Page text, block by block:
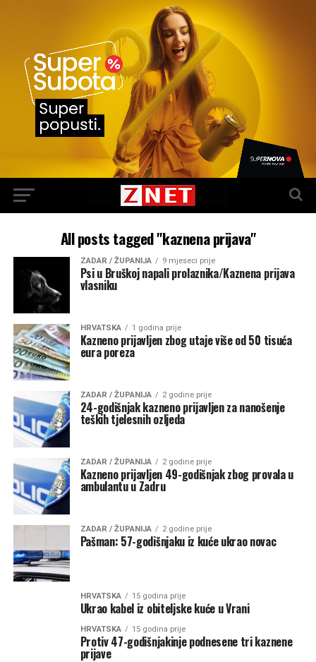
All posts tagged "kaznena prijava"
ZADAR / ŽUPANIJA 9 mjeseci prije
Psi u Bruškoj napali prolaznika/Kaznena prijava
vlasniku
HRVATSKA 1 godina prije
Kazneno prijavljen zbog utaje više od 50 tisuća
eura poreza
ZADAR / ŽUPANIJA 2 godine prije
24-godišnjak kazneno prijavljen za nanošenje
teških tjelesnih ozljeda
ZADAR / ŽUPANIJA 2 godine prije
Kazneno prijavljen 49-godišnjak zbog provala u
ambulantu u Zadru
ZADAR / ŽUPANIJA 2 godine prije
Pašman: 57-godišnjaku iz kuće ukrao novac
HRVATSKA 15 godina prije
Ukrao kabel iz obiteljske kuće u Vrani
HRVATSKA 15 godina prije
Protiv 47-godišnjakinje podnesene tri kaznene
prijave